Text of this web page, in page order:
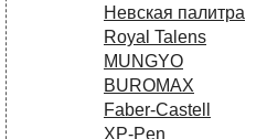
Невская палитра
Royal Talens
MUNGYO
BUROMAX
Faber-Castell
XP-Pen